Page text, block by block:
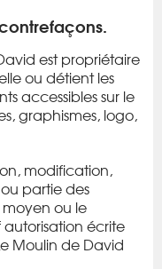
est propriétaire
ou détient les
accessibles sur le
graphismes, logo,
modification,
partie des
ou le
autorisation écrite
Moulin de David